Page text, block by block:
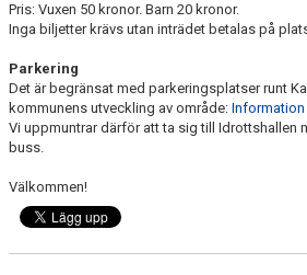
Pris: Vuxen 50 kronor. Barn 20 kronor.
Inga biljetter krävs utan inträdet betalas på
Parkering
Det är begränsat med parkeringsplatser runt
kommunens utveckling av område:
Vi uppmuntrar därför att ta sig till Idrottshallen
buss.
Välkommen!